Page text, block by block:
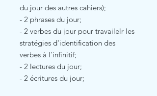
du jour des autres cahiers);
- 2 phrases du jour;
- 2 verbes du jour pour travailelr les
stratégies d'identification des
verbes à l'infinitif;
- 2 lectures du jour;
- 2 écritures du jour;